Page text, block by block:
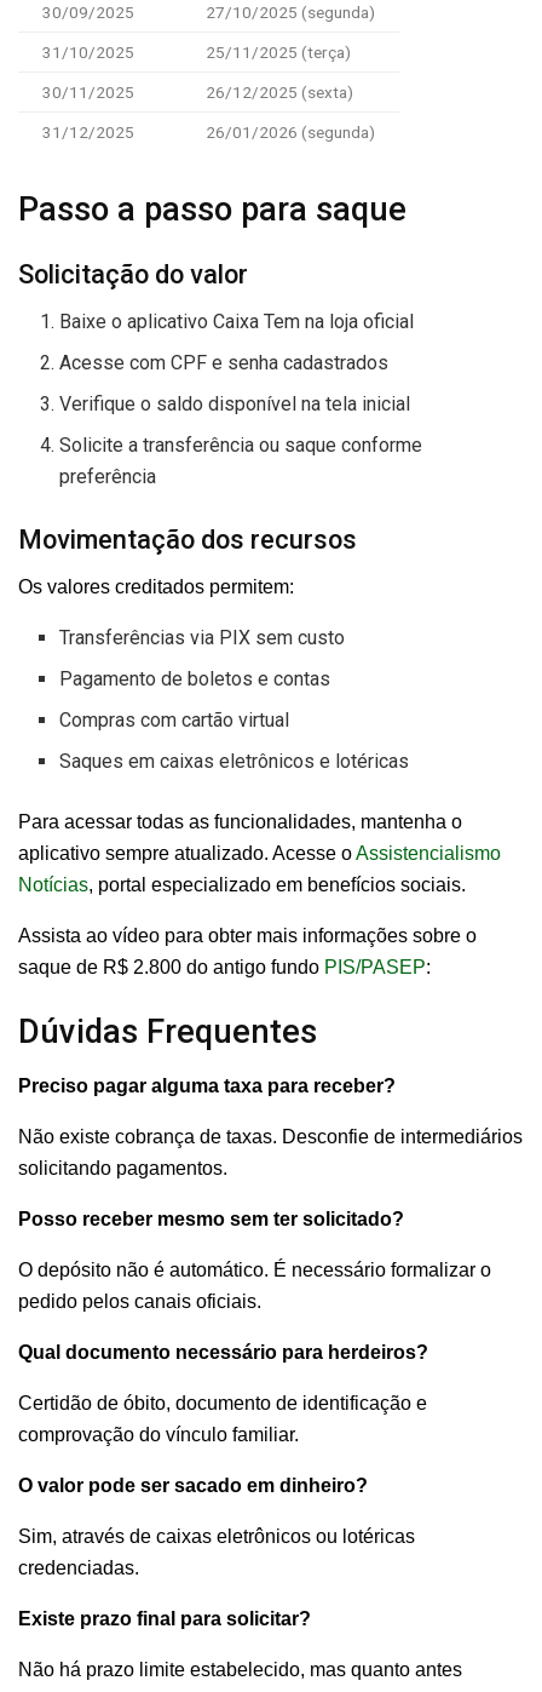
30/09/2025 27/10/2025 (segunda)
31/10/2025 25/11/2025 (terça)
30/11/2025 26/12/2025 (sexta)
31/12/2025 26/01/2026 (segunda)
Passo a passo para saque
Solicitação do valor
Baixe o aplicativo Caixa Tem na loja oficial
Acesse com CPF e senha cadastrados
Verifique o saldo disponível na tela inicial
Solicite a transferência ou saque conforme
preferência
Movimentação dos recursos
Os valores creditados permitem:
Transferências via PIX sem custo
Pagamento de boletos e contas
Compras com cartão virtual
Saques em caixas eletrônicos e lotéricas
Para acessar todas as funcionalidades, mantenha o
aplicativo sempre atualizado. Acesse oAssistencialismo
Notícias, portal especializado em benefícios sociais.
Assista ao vídeo para obter mais informações sobre o
saque de R$ 2.800 do antigo fundo PIS/PASEP:
Dúvidas Frequentes
Preciso pagar alguma taxa para receber?
Não existe cobrança de taxas. Desconfie de intermediários
solicitando pagamentos.
Posso receber mesmo sem ter solicitado?
O depósito não é automático. É necessário formalizar o
pedido pelos canais oficiais.
Qual documento necessário para herdeiros?
Certidão de óbito, documento de identificação e
comprovação do vínculo familiar.
O valor pode ser sacado em dinheiro?
Sim, através de caixas eletrônicos ou lotéricas
credenciadas.
Existe prazo final para solicitar?
Não há prazo limite estabelecido, mas quanto antes